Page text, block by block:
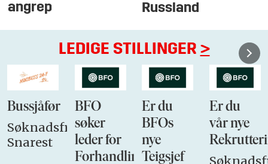
angrep
Russland
LEDIGE STILLINGER >
Bussjåfør
Søknadsfrist:
Snarest
BFO
søker
leder for
Forhandlingsutvalget
Er du
BFOs
nye
Teigsjef
Er du
vår nye